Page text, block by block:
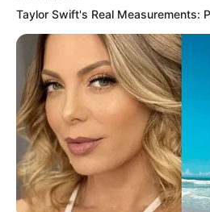
Taylor Swift's Real Measurements: